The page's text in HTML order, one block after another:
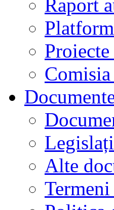
Raport
Alte